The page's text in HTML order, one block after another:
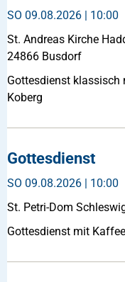
SO 09.08.2026 | 10:00
St. Andreas Kirche
24866 Busdorf
Gottesdienst klassisch
Koberg
Gottesdienst
SO 09.08.2026 | 10:00
St. Petri-Dom
Gottesdienst mit